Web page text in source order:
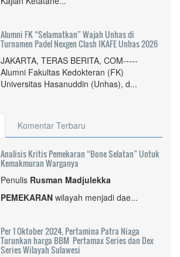
Alumni FK “Selamatkan” Wajah Unhas di
Turnamen Padel Nexgen Clash IKAFE Unhas 2026
JAKARTA, TERAS BERITA, COM-----
Alumni Fakultas Kedokteran (FK)
Universitas Hasanuddin (Unhas), d...
Komentar Terbaru
Analisis Kritis Pemekaran “Bone Selatan” Untuk
Kemakmuran Warganya
Penulis Rusman Madjulekka
PEMEKARAN wilayah menjadi dae...
Per 1 Oktober 2024, Pertamina Patra Niaga
Turunkan harga BBM Pertamax Series dan Dex
Series Wilayah Sulawesi